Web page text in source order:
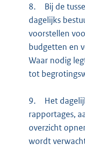
8.
Bij de
dagelijks
voorstellen
budgetten en
Waar nodig
tot
9.
Het
rapportages,
overzicht
wordt